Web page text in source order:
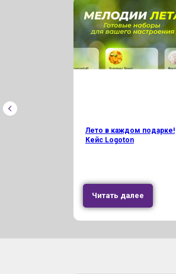
Лето в каждом подарке!
Кейс Logoton
Читать далее